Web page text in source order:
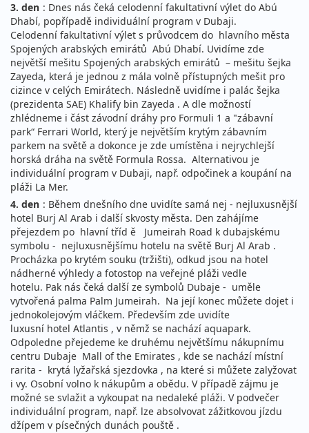
3. den : Dnes nás čeká celodenní fakultativní výlet do Abú
Dhabí, popřípadě individuální program v Dubaji.
Celodenní fakultativní výlet s průvodcem do hlavního města
Spojených arabských emirátů Abú Dhabí. Uvidíme zde
největší mešitu Spojených arabských emirátů – mešitu šejka
Zayeda, která je jednou z mála volně přístupných mešit pro
cizince v celých Emirátech. Následně uvidíme i palác šejka
(prezidenta SAE) Khalify bin Zayeda . A dle možností
zhlédneme i část závodní dráhy pro Formuli 1 a "zábavní
park“ Ferrari World, který je největším krytým zábavním
parkem na světě a dokonce je zde umístěna i nejrychlejší
horská dráha na světě Formula Rossa. Alternativou je
individuální program v Dubaji, např. odpočinek a koupání na
pláži La Mer.
4. den : Během dnešního dne uvidíte samá nej - nejluxusnější
hotel Burj Al Arab i další skvosty města. Den zahájíme
přejezdem po hlavní tříd ě Jumeirah Road k dubajskému
symbolu - nejluxusnějšímu hotelu na světě Burj Al Arab .
Procházka po krytém souku (tržišti), odkud jsou na hotel
nádherné výhledy a fotostop na veřejné pláži vedle
hotelu. Pak nás čeká další ze symbolů Dubaje - uměle
vytvořená palma Palm Jumeirah. Na její konec můžete dojet i
jednokolejovým vláčkem. Především zde uvidíte
luxusní hotel Atlantis , v němž se nachází aquapark.
Odpoledne přejedeme ke druhému největšímu nákupnímu
centru Dubaje Mall of the Emirates , kde se nachází místní
rarita - krytá lyžařská sjezdovka , na které si můžete zalyžovat
i vy. Osobní volno k nákupům a obědu. V případě zájmu je
možné se svlažit a vykoupat na nedaleké pláži. V podvečer
individuální program, např. lze absolvovat zážitkovou jízdu
džípem v písečných dunách pouště .